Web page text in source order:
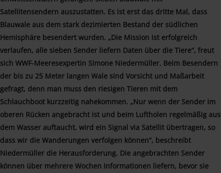
Satellitensendern auszustatten. Es ist erst das dritte Mal, dass
Blauwale aus dem stark dezimierten Bestand der südlichen
Hemisphäre besendert wurden. „Die Mission ist erfolgreich
verlaufen, alle sieben Sender liefern Daten über die Tiere“, freut
sich WWF-Meeresexpertin Simone Niedermüller. Beim Besendern
der bis zu 25 Meter langen Wale sind Vorsicht und Maßarbeit
gefragt, denn man muss den riesigen Tieren mit dem
Schlauchboot kurzzeitig nahekommen. „Nur wenn der Sender im
oberen Rücken angebracht ist und beim Luftholen regelmäßig aus
dem Wasser auftaucht, wird ein Signal via Satellit übertragen, so
dass wir die Wanderungen verfolgen können“, beschreibt
Niedermüller die Herausforderung. Die angebrachten Sender
können über mehrere Wochen Informationen liefern, bevor sie